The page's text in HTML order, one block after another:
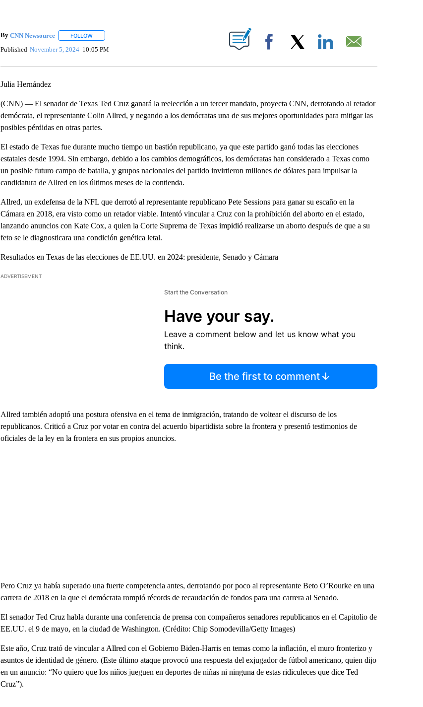
By CNN Newsource FOLLOWFOLLOW "" TO RECEIVE NOTIFICATIONS ABOUT NEW PAGES ON "".
Published November 5, 2024 10:05 PM Facebook
Julia Hernández
(CNN) — El senador de Texas Ted Cruz ganará la reelección a un tercer mandato, proyecta CNN, derrotando al retador
demócrata, el representante Colin Allred, y negando a los demócratas una de sus mejores oportunidades para mitigar las
posibles pérdidas en otras partes.
El estado de Texas fue durante mucho tiempo un bastión republicano, ya que este partido ganó todas las elecciones
estatales desde 1994. Sin embargo, debido a los cambios demográficos, los demócratas han considerado a Texas como
un posible futuro campo de batalla, y grupos nacionales del partido invirtieron millones de dólares para impulsar la
candidatura de Allred en los últimos meses de la contienda.
Allred, un exdefensa de la NFL que derrotó al representante republicano Pete Sessions para ganar su escaño en la
Cámara en 2018, era visto como un retador viable. Intentó vincular a Cruz con la prohibición del aborto en el estado,
lanzando anuncios con Kate Cox, a quien la Corte Suprema de Texas impidió realizarse un aborto después de que a su
feto se le diagnosticara una condición genética letal.
Resultados en Texas de las elecciones de EE.UU. en 2024: presidente, Senado y Cámara
ADVERTISEMENT
Start the Conversation
Have your say.
Leave a comment below and let us know what you
think.
Be the first to comment
Allred también adoptó una postura ofensiva en el tema de inmigración, tratando de voltear el discurso de los
republicanos. Criticó a Cruz por votar en contra del acuerdo bipartidista sobre la frontera y presentó testimonios de
oficiales de la ley en la frontera en sus propios anuncios.
Pero Cruz ya había superado una fuerte competencia antes, derrotando por poco al representante Beto O’Rourke en una
carrera de 2018 en la que el demócrata rompió récords de recaudación de fondos para una carrera al Senado.
El senador Ted Cruz habla durante una conferencia de prensa con compañeros senadores republicanos en el Capitolio de
EE.UU. el 9 de mayo, en la ciudad de Washington. (Crédito: Chip Somodevilla/Getty Images)
Este año, Cruz trató de vincular a Allred con el Gobierno Biden-Harris en temas como la inflación, el muro fronterizo y
asuntos de identidad de género. (Este último ataque provocó una respuesta del exjugador de fútbol americano, quien dijo
en un anuncio: “No quiero que los niños jueguen en deportes de niñas ni ninguna de estas ridiculeces que dice Ted
Cruz”).